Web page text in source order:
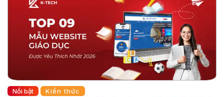
Nổi bật Kiến thức